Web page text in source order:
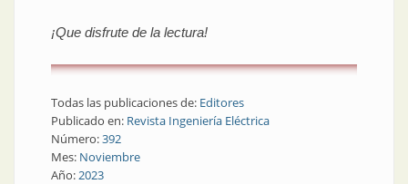
¡Que disfrute de la lectura!
Todas las publicaciones de: Editores
Publicado en: Revista Ingeniería Eléctrica
Número:392
Mes: Noviembre
Año:2023